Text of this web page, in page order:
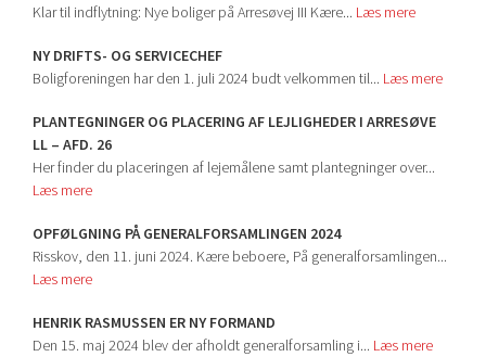
Klar til indflytning: Nye boliger på Arresøvej III Kære... Læs mere
NY DRIFTS- OG SERVICECHEF
Boligforeningen har den 1. juli 2024 budt velkommen til... Læs mere
PLANTEGNINGER OG PLACERING AF LEJLIGHEDER I ARRESØVE
LL – AFD. 26
Her finder du placeringen af lejemålene samt plantegninger over...
Læs mere
OPFØLGNING PÅ GENERALFORSAMLINGEN 2024
Risskov, den 11. juni 2024. Kære beboere, På generalforsamlingen...
Læs mere
HENRIK RASMUSSEN ER NY FORMAND
Den 15. maj 2024 blev der afholdt generalforsamling i... Læs mere